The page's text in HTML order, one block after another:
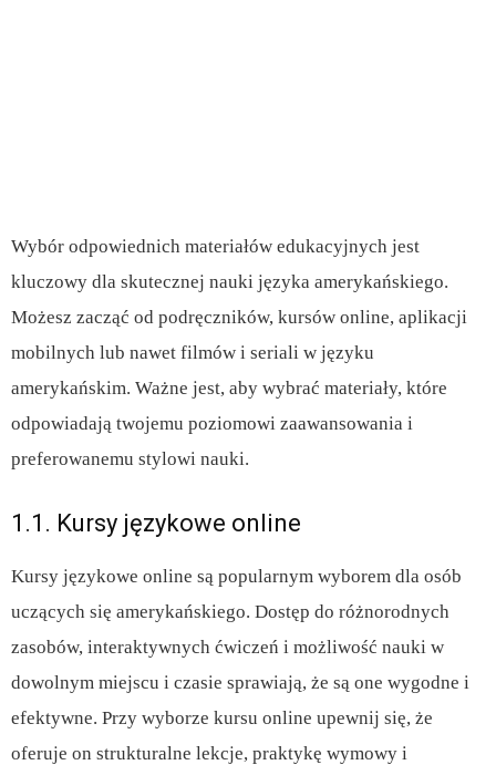
Wybór odpowiednich materiałów edukacyjnych jest
kluczowy dla skutecznej nauki języka amerykańskiego.
Możesz zacząć od podręczników, kursów online, aplikacji
mobilnych lub nawet filmów i seriali w języku
amerykańskim. Ważne jest, aby wybrać materiały, które
odpowiadają twojemu poziomowi zaawansowania i
preferowanemu stylowi nauki.
1.1. Kursy językowe online
Kursy językowe online są popularnym wyborem dla osób
uczących się amerykańskiego. Dostęp do różnorodnych
zasobów, interaktywnych ćwiczeń i możliwość nauki w
dowolnym miejscu i czasie sprawiają, że są one wygodne i
efektywne. Przy wyborze kursu online upewnij się, że
oferuje on strukturalne lekcje, praktykę wymowy i